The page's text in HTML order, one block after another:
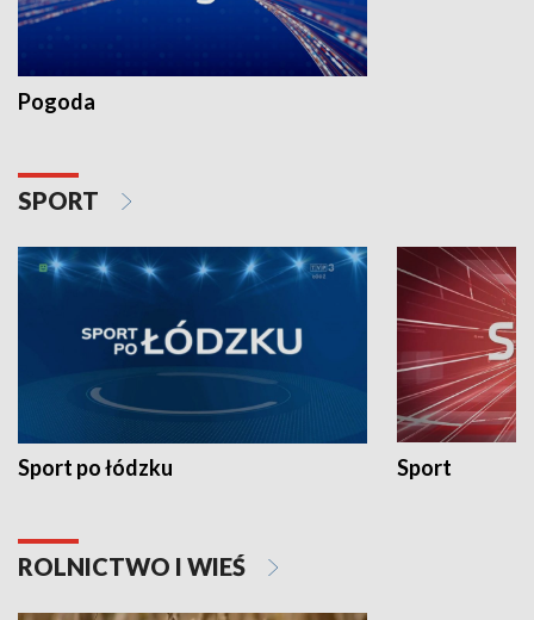
Pogoda
SPORT
Sport po łódzku Sport
ROLNICTWO I WIEŚ